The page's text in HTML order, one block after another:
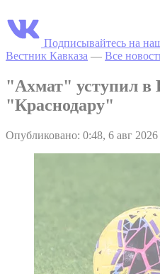
Подписывайтесь на
Вестник Кавказа — Все
"Ахмат" уступил в
"Краснодару"
Опубликовано: 0:48, 6 авг